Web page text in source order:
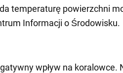
temperaturę powierzchni
Informacji o Środowisku.
wpływ na koralowce.